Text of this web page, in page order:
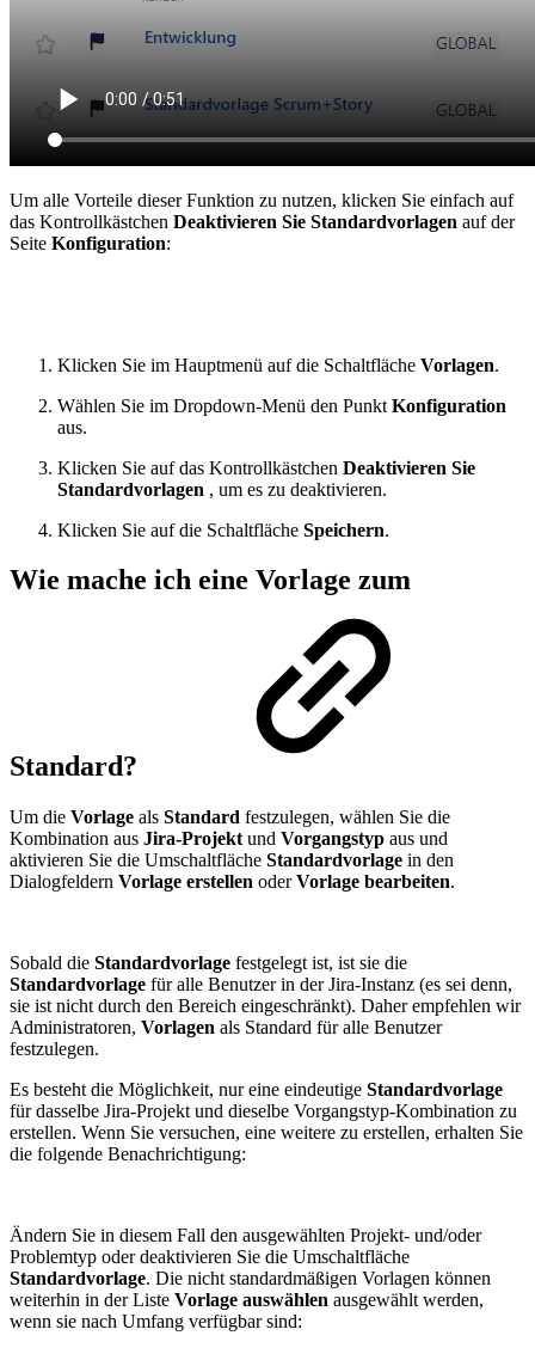
Um alle Vorteile dieser Funktion zu nutzen, klicken Sie einfach auf
das Kontrollkästchen Deaktivieren Sie Standardvorlagen auf der
Seite Konfiguration:
Klicken Sie im Hauptmenü auf die Schaltfläche Vorlagen.
Wählen Sie im Dropdown-Menü den Punkt Konfiguration
aus.
Klicken Sie auf das Kontrollkästchen Deaktivieren Sie
Standardvorlagen , um es zu deaktivieren.
Klicken Sie auf die Schaltfläche Speichern.
Wie mache ich eine Vorlage zum
Standard?
Um die Vorlage als Standard festzulegen, wählen Sie die
Kombination aus Jira-Projekt und Vorgangstyp aus und
aktivieren Sie die Umschaltfläche Standardvorlage in den
Dialogfeldern Vorlage erstellen oderVorlage bearbeiten.
Sobald die Standardvorlage festgelegt ist, ist sie die
Standardvorlage für alle Benutzer in der Jira-Instanz (es sei denn,
sie ist nicht durch den Bereich eingeschränkt). Daher empfehlen wir
Administratoren, Vorlagen als Standard für alle Benutzer
festzulegen.
Es besteht die Möglichkeit, nur eine eindeutige Standardvorlage
für dasselbe Jira-Projekt und dieselbe Vorgangstyp-Kombination zu
erstellen. Wenn Sie versuchen, eine weitere zu erstellen, erhalten Sie
die folgende Benachrichtigung:
Ändern Sie in diesem Fall den ausgewählten Projekt- und/oder
Problemtyp oder deaktivieren Sie die Umschaltfläche
Standardvorlage. Die nicht standardmäßigen Vorlagen können
weiterhin in der Liste Vorlage auswählen ausgewählt werden,
wenn sie nach Umfang verfügbar sind: